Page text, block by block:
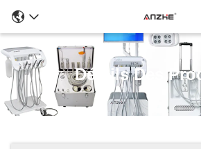
Détails Des